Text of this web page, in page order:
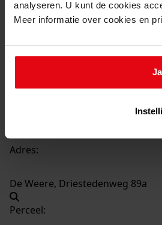
analyseren. U kunt de cookies
Meer informatie over cookies en
Datering:
Adres:
De Weere, Driestedenweg 89a
Perceel: